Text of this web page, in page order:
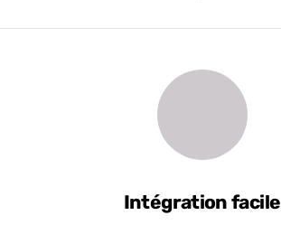
Intégration facile